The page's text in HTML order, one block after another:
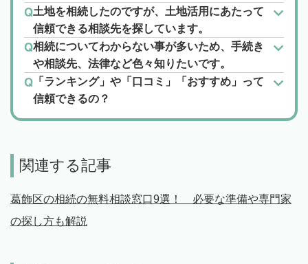
土地を相続したのですが、土地活用にあたって
信頼できる相談先を探しています。
相続についてわからない事が多いため、手続き
や相談先、法律など色々知りたいです。
「ランキング」や「口コミ」「おすすめ」って
信頼できるの？
関連する記事
葛飾区の相続の無料相談窓口9選！ 必要な準備や専門家
の探し方も解説